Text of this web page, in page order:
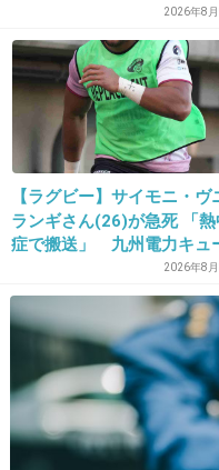
2013/12/03(火) 11:48:45
安定のコリアンク
有名人じゃないから
けるなんて汚いわ！
た現実、そして携える芸人
しての矜持
2026年8月
【ラグビー】サイモニ・ヴ
ランギさん(26)が急死 「熱
症で搬送」 九州電力キュ
デンヴォルテクスで練習中
2026年8月